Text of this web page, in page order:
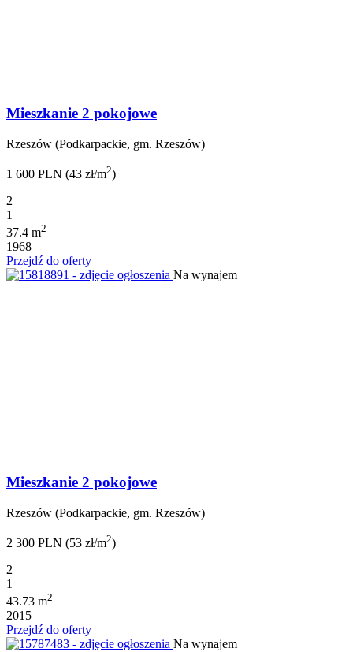
Mieszkanie 2 pokojowe
Rzeszów (Podkarpackie, gm. Rzeszów)
1 600 PLN (43 zł/m2)
2
1
37.4 m2
1968
Przejdź do oferty
Na wynajem
Mieszkanie 2 pokojowe
Rzeszów (Podkarpackie, gm. Rzeszów)
2 300 PLN (53 zł/m2)
2
1
43.73 m2
2015
Przejdź do oferty
Na wynajem